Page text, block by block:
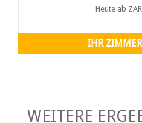
Heute ab
IHR
WEITERE